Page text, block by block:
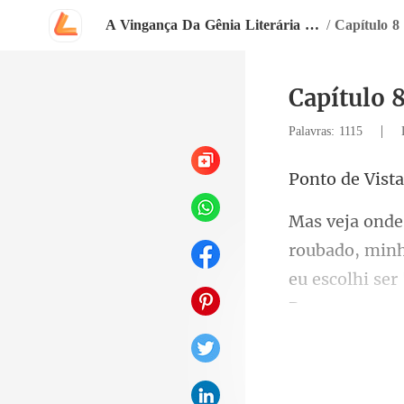
A Vingança Da Gênia Literária Disfarçada / Capítulo 8
Capítulo 8
Palavras: 1115 |
do,
eu esco